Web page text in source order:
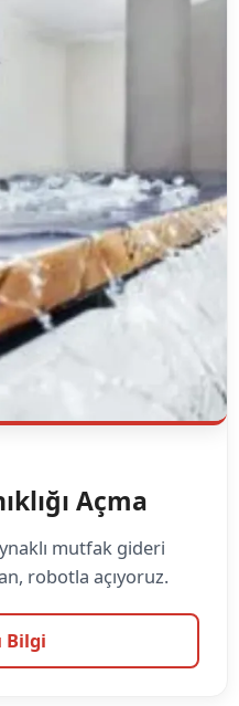
Açma
mutfak gideri
robotla açıyoruz.
Bilgi